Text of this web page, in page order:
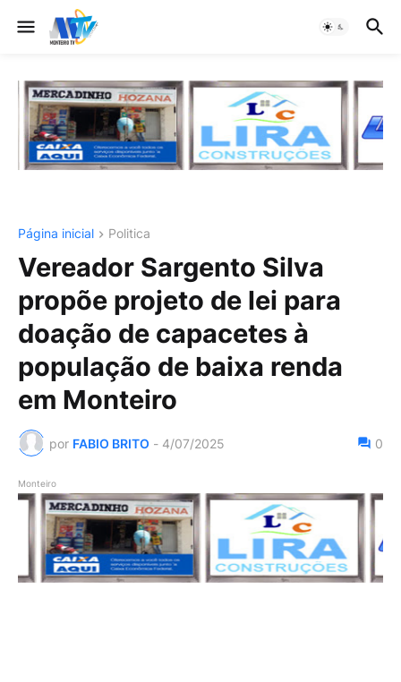
Página inicial Politica
Vereador Sargento Silva
propõe projeto de lei para
doação de capacetes à
população de baixa renda
em Monteiro
por FABIO BRITO - 4/07/2025 0
Monteiro